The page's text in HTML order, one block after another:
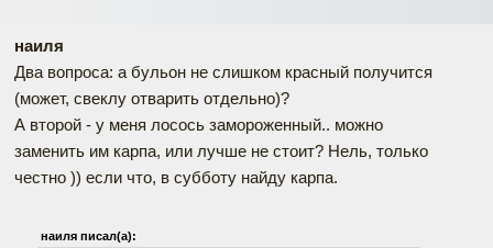
наиля
Два вопроса: а бульон не слишком красный получится
(может, свеклу отварить отдельно)?
А второй - у меня лосось замороженный.. можно
заменить им карпа, или лучше не стоит? Нель, только
честно )) если что, в субботу найду карпа.
наиля писал(а):